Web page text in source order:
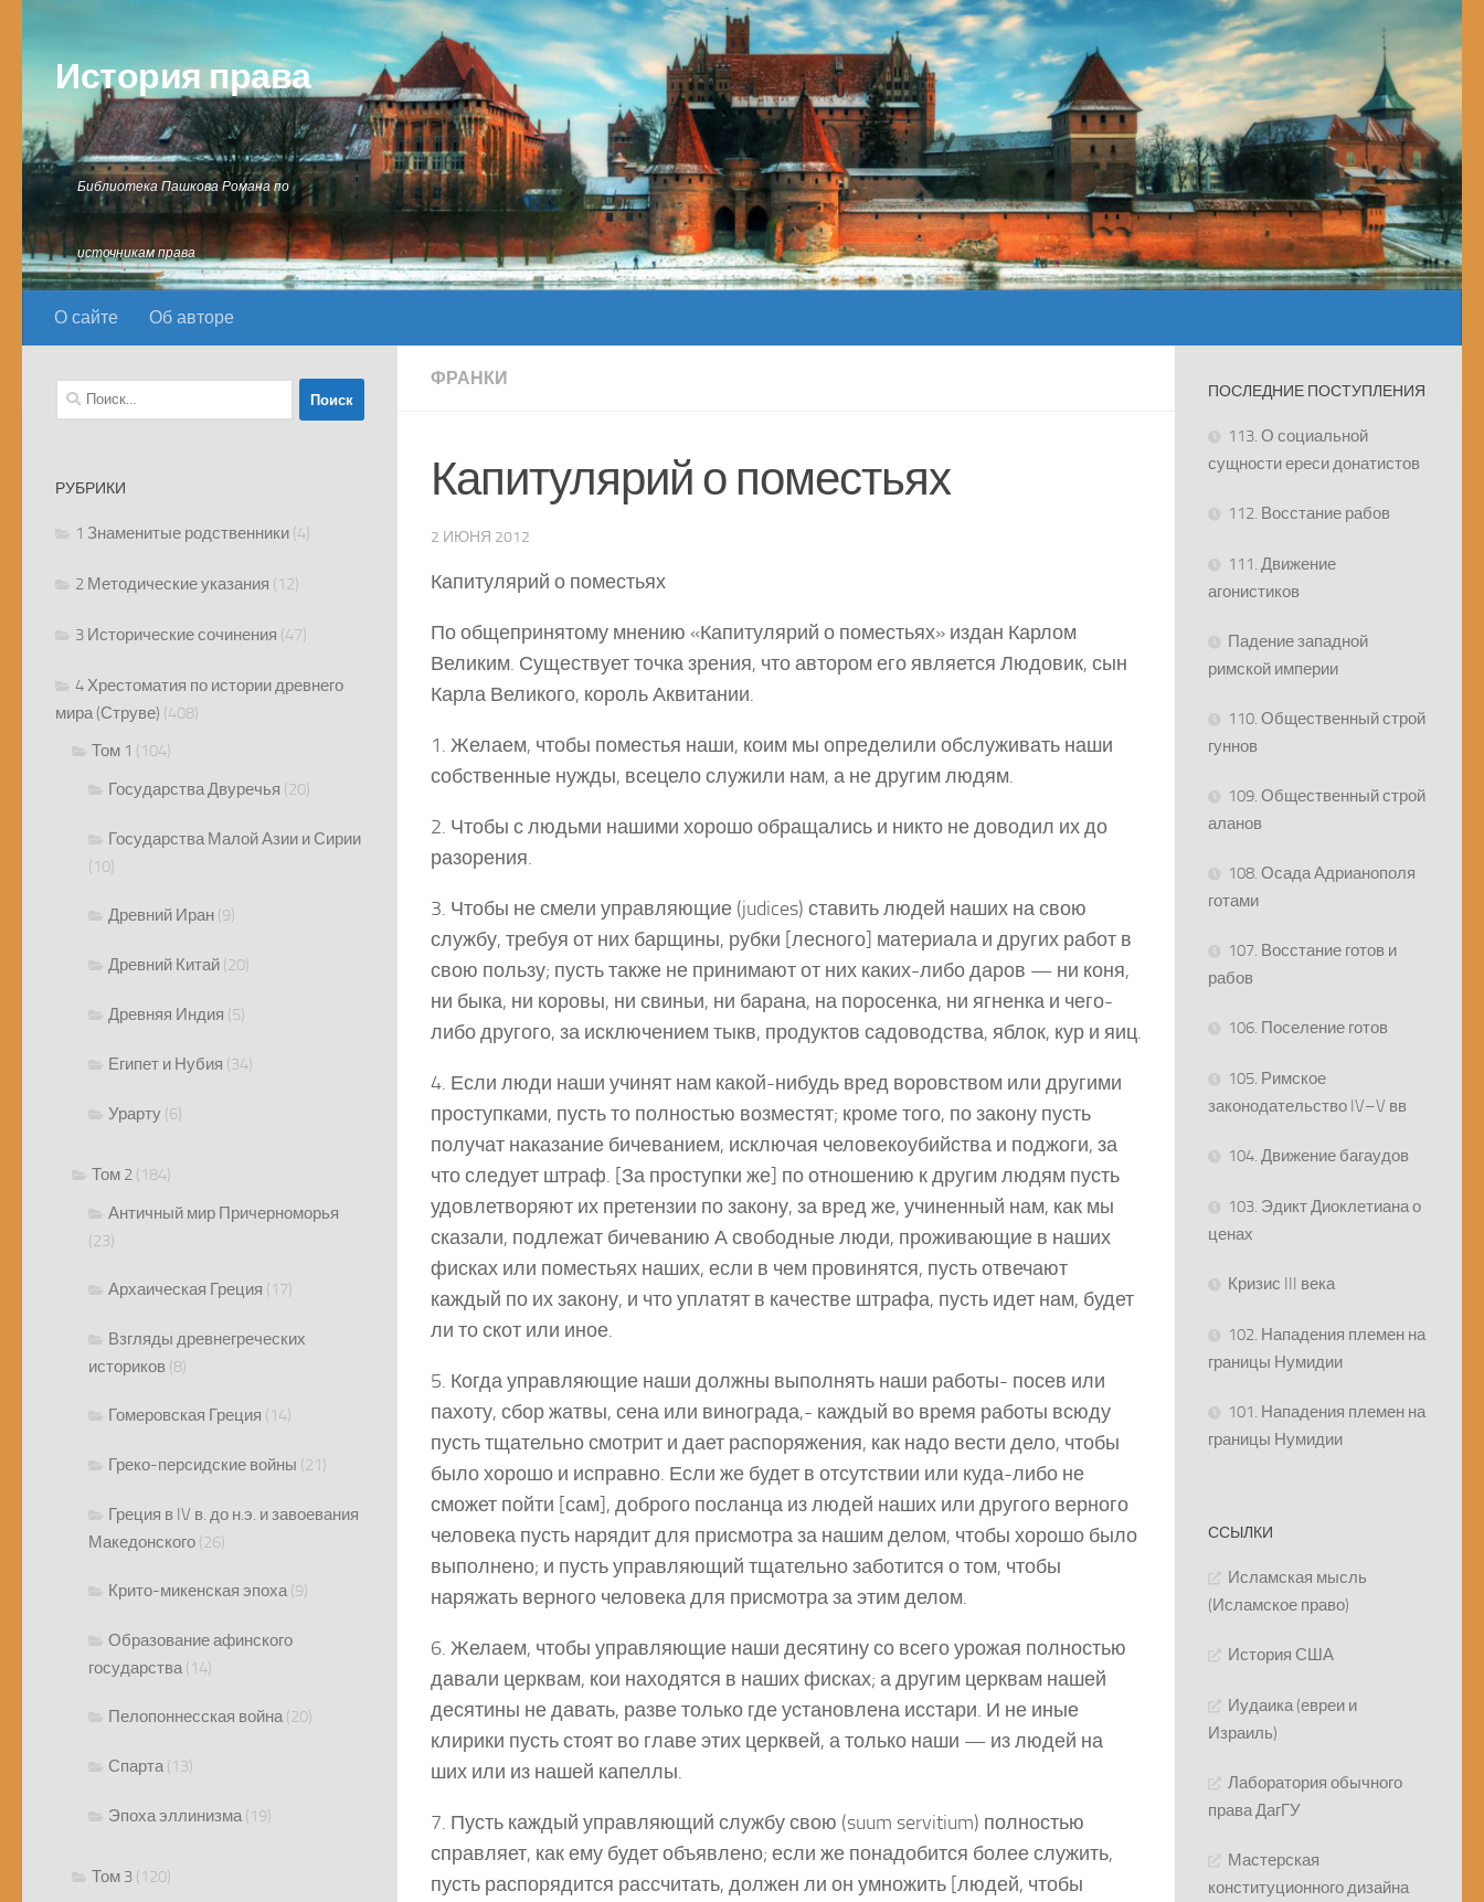
Перейти к содержимому
История права
Библиотека Пашкова Романа по
источникам права
О сайте Об авторе
ФРАНКИ
Капитулярий о поместьях
2 ИЮНЯ 2012
Капитулярий о поместьях
По общепринятому мнению «Капитулярий о поместьях» издан Карлом
Великим. Существует точка зрения, что автором его является Людовик, сын
Карла Великого, король Аквитании.
1. Желаем, чтобы поместья наши, коим мы определили обслуживать наши
собственные нужды, всецело служили нам, а не другим людям.
2. Чтобы с людьми нашими хорошо обращались и никто не доводил их до
разорения.
3. Чтобы не смели управляющие (judices) ставить людей наших на свою
службу, требуя от них барщины, рубки [лесного] материала и других работ в
свою пользу; пусть также не принимают от них каких-либо даров — ни коня,
ни быка, ни коровы, ни свиньи, ни барана, на поросенка, ни ягненка и чего-
либо другого, за исключением тыкв, продуктов садоводства, яблок, кур и яиц.
4. Если люди наши учинят нам какой-нибудь вред воровством или другими
проступками, пусть то полностью возместят; кроме того, по закону пусть
получат наказание бичеванием, исключая человекоубийства и поджоги, за
что следует штраф. [За проступки же] по отношению к другим людям пусть
удовлетворяют их претензии по закону, за вред же, учиненный нам, как мы
сказали, подлежат бичеванию А свободные люди, проживающие в наших
фисках или поместьях наших, если в чем провинятся, пусть отвечают
каждый по их закону, и что уплатят в качестве штрафа, пусть идет нам, будет
ли то скот или иное.
5. Когда управляющие наши должны выполнять наши работы- посев или
пахоту, сбор жатвы, сена или винограда,- каждый во время работы всюду
пусть тщательно смотрит и дает распоряжения, как надо вести дело, чтобы
было хорошо и исправно. Если же будет в отсутствии или куда-либо не
сможет пойти [сам], доброго посланца из людей наших или другого верного
человека пусть нарядит для присмотра за нашим делом, чтобы хорошо было
выполнено; и пусть управляющий тщательно заботится о том, чтобы
наряжать верного человека для присмотра за этим делом.
6. Желаем, чтобы управляющие наши десятину со всего урожая полностью
давали церквам, кои находятся в наших фисках; а другим церквам нашей
десятины не давать, разве только где установлена исстари. И не иные
клирики пусть стоят во главе этих церквей, а только наши — из людей на
ших или из нашей капеллы.
7. Пусть каждый управляющий службу свою (suum servitium) полностью
справляет, как ему будет объявлено; если же понадобится более служить,
пусть распорядится рассчитать, должен ли он умножить [людей, чтобы
Найти:
РУБРИКИ
1 Знаменитые родственники (4)
2 Методические указания (12)
3 Исторические сочинения (47)
4 Хрестоматия по истории древнего
мира (Струве) (408)
Том 1 (104)
Государства Двуречья (20)
Государства Малой Азии и Сирии
(10)
Древний Иран (9)
Древний Китай (20)
Древняя Индия (5)
Египет и Нубия (34)
Урарту (6)
Том 2 (184)
Античный мир Причерноморья
(23)
Архаическая Греция (17)
Взгляды древнегреческих
историков (8)
Гомеровская Греция (14)
Греко-персидские войны (21)
Греция в IV в. до н.э. и завоевания
Македонского (26)
Крито-микенская эпоха(9)
Образование афинского
государства(14)
Пелопоннесская война(20)
Спарта(13)
Эпоха эллинизма(19)
Том 3 (120)
ПОСЛЕДНИЕ ПОСТУПЛЕНИЯ
113. О социальной
сущности ереси донатистов
112. Восстание рабов
111. Движение
агонистиков
Падение западной
римской империи
110. Общественный строй
гуннов
109. Общественный строй
аланов
108. Осада Адрианополя
готами
107. Восстание готов и
рабов
106. Поселение готов
105. Римское
законодательство IV–V вв
104. Движение багаудов
103. Эдикт Диоклетиана о
ценах
Кризис III века
102. Нападения племен на
границы Нумидии
101. Нападения племен на
границы Нумидии
ССЫЛКИ
Исламская мысль
(Исламское право)
История США
Иудаика (евреи и
Израиль)
Лаборатория обычного
права ДагГУ
Мастерская
конституционного дизайна